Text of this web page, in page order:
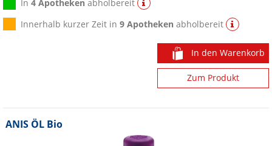
In4 Apotheken abholbereit
Innerhalb kurzer Zeit in9 Apotheken abholbereit
In den Warenkorb
Zum Produkt
ANIS ÖL Bio